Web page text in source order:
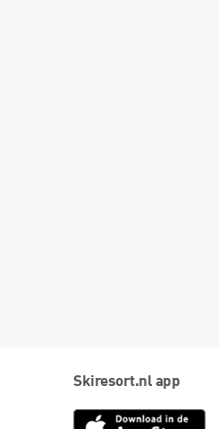
Skiresort.nl app
App